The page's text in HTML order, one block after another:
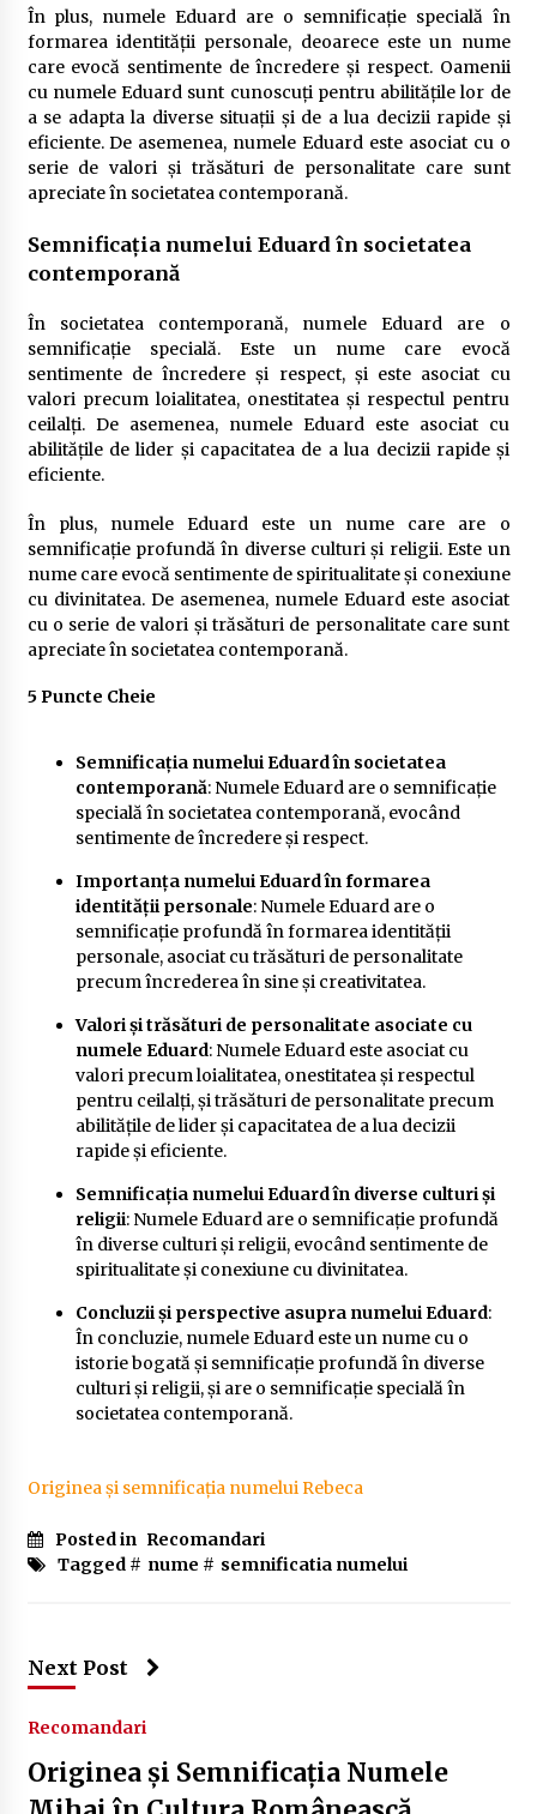
În plus, numele Eduard are o semnificație specială în
formarea identității personale, deoarece este un nume
care evocă sentimente de încredere și respect. Oamenii
cu numele Eduard sunt cunoscuți pentru abilitățile lor de
a se adapta la diverse situații și de a lua decizii rapide și
eficiente. De asemenea, numele Eduard este asociat cu o
serie de valori și trăsături de personalitate care sunt
apreciate în societatea contemporană.
Semnificația numelui Eduard în societatea
contemporană
În societatea contemporană, numele Eduard are o
semnificație specială. Este un nume care evocă
sentimente de încredere și respect, și este asociat cu
valori precum loialitatea, onestitatea și respectul pentru
ceilalți. De asemenea, numele Eduard este asociat cu
abilitățile de lider și capacitatea de a lua decizii rapide și
eficiente.
În plus, numele Eduard este un nume care are o
semnificație profundă în diverse culturi și religii. Este un
nume care evocă sentimente de spiritualitate și conexiune
cu divinitatea. De asemenea, numele Eduard este asociat
cu o serie de valori și trăsături de personalitate care sunt
apreciate în societatea contemporană.
5 Puncte Cheie
Semnificația numelui Eduard în societatea
contemporană: Numele Eduard are o semnificație
specială în societatea contemporană, evocând
sentimente de încredere și respect.
Importanța numelui Eduard în formarea
identității personale: Numele Eduard are o
semnificație profundă în formarea identității
personale, asociat cu trăsături de personalitate
precum încrederea în sine și creativitatea.
Valori și trăsături de personalitate asociate cu
numele Eduard: Numele Eduard este asociat cu
valori precum loialitatea, onestitatea și respectul
pentru ceilalți, și trăsături de personalitate precum
abilitățile de lider și capacitatea de a lua decizii
rapide și eficiente.
Semnificația numelui Eduard în diverse culturi și
religii: Numele Eduard are o semnificație profundă
în diverse culturi și religii, evocând sentimente de
spiritualitate și conexiune cu divinitatea.
Concluzii și perspective asupra numelui Eduard:
În concluzie, numele Eduard este un nume cu o
istorie bogată și semnificație profundă în diverse
culturi și religii, și are o semnificație specială în
societatea contemporană.
Originea și semnificația numelui Rebeca
Posted in Recomandari
Tagged # nume # semnificatia numelui
Next Post
Recomandari
Originea și Semnificația Numele